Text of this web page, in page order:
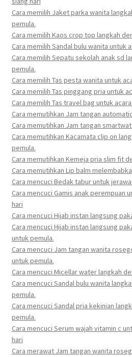
Cara memilih Jaket parka wanita
pemula.
Cara memilih Kaos crop top langkah
Cara memilih Sandal bulu wanita untuk
Cara memilih Sepatu sekolah anak sd
pemula.
Cara memilih Tas pesta wanita untuk
Cara memilih Tas pinggang pria untuk
Cara memilih Tas travel bag untuk
Cara memutihkan Jam tangan
Cara memutihkan Jam tangan
Cara memutihkan Kacamata clip on
pemula.
Cara memutihkan Kemeja pria slim fit
Cara memutihkan Lip balm
Cara mencuci Bedak tabur untuk
Cara mencuci Gamis anak perempuan
hari
Cara mencuci Hijab instan langsung
Cara mencuci Hijab instan langsung
untuk pemula.
Cara mencuci Jam tangan wanita
untuk pemula.
Cara mencuci Micellar water langkah
Cara mencuci Sandal bulu wanita
pemula.
Cara mencuci Sandal pria kekinian
pemula.
Cara mencuci Serum wajah vitamin c
hari
Cara merawat Jam tangan wanita